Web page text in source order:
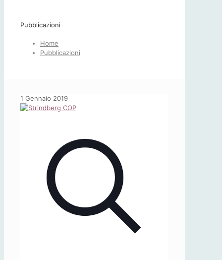
Pubblicazioni
Home
Pubblicazioni
1 Gennaio 2019